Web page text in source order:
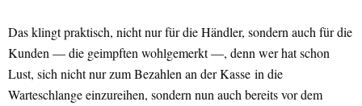
Das klingt praktisch, nicht nur für die Händler, sondern auch für die
Kunden — die geimpften wohlgemerkt —, denn wer hat schon
Lust, sich nicht nur zum Bezahlen an der Kasse in die
Warteschlange einzureihen, sondern nun auch bereits vor dem